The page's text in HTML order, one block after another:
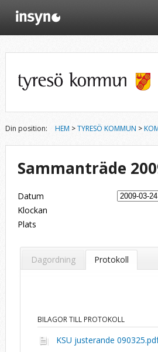
Din position: HEM >TYRESÖ KOMMUN >
Sammanträde
Datum
Klockan
Plats
Dagordning Protokoll
BILAGOR TILL PROTOKOLL
KSU justerande